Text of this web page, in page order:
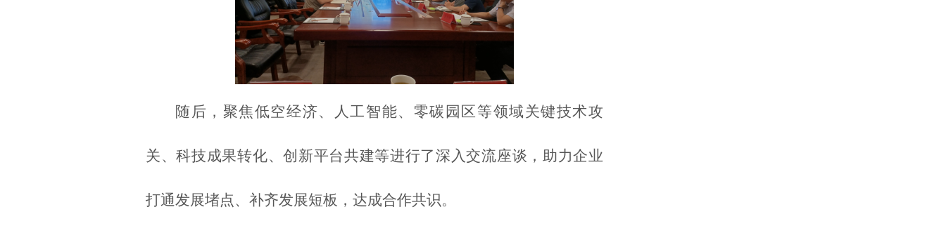
随后，聚焦低空经济、人工智能、零碳园区等领域关键技术攻
关、科技成果转化、创新平台共建等进行了深入交流座谈，助力企业
打通发展堵点、补齐发展短板，达成合作共识。